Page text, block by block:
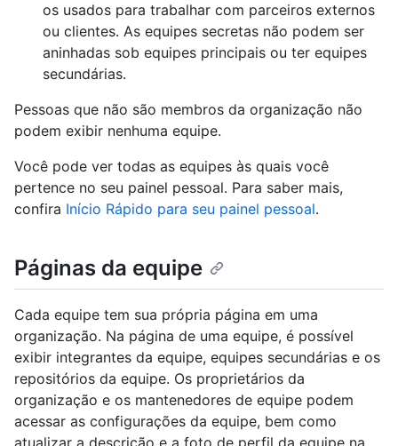
os usados para trabalhar com parceiros externos
ou clientes. As equipes secretas não podem ser
aninhadas sob equipes principais ou ter equipes
secundárias.
Pessoas que não são membros da organização não
podem exibir nenhuma equipe.
Você pode ver todas as equipes às quais você
pertence no seu painel pessoal. Para saber mais,
confira Início Rápido para seu painel pessoal.
Páginas da equipe
Cada equipe tem sua própria página em uma
organização. Na página de uma equipe, é possível
exibir integrantes da equipe, equipes secundárias e os
repositórios da equipe. Os proprietários da
organização e os mantenedores de equipe podem
acessar as configurações da equipe, bem como
atualizar a descrição e a foto de perfil da equipe na